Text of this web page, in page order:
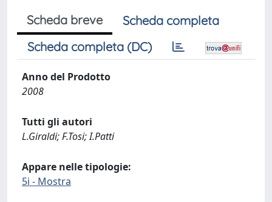
Scheda breve
Scheda completa
Scheda completa (DC)
Anno del Prodotto
2008
Tutti gli autori
L.Giraldi; F.Tosi; I.Patti
Appare nelle tipologie:
5i - Mostra